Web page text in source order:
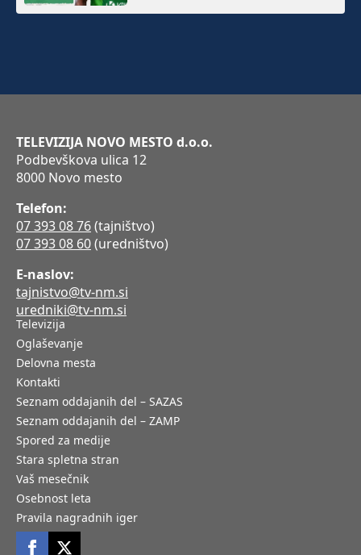
TELEVIZIJA NOVO MESTO d.o.o.
Podbevškova ulica 12
8000 Novo mesto
Telefon:
07 393 08 76(tajništvo)
07 393 08 60(uredništvo)
E-naslov:
tajnistvo@tv-nm.si
uredniki@tv-nm.si
Televizija
Oglaševanje
Delovna mesta
Kontakti
Seznam oddajanih del – SAZAS
Seznam oddajanih del – ZAMP
Spored za medije
Stara spletna stran
Vaš mesečnik
Osebnost leta
Pravila nagradnih iger